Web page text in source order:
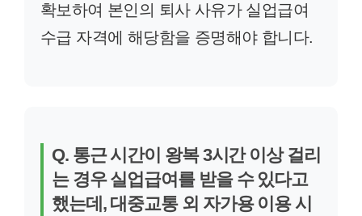
확보하여 본인의 퇴사 사유가 실업급여
수급 자격에 해당함을 증명해야 합니다.
Q. 통근 시간이 왕복 3시간 이상 걸리
는 경우 실업급여를 받을 수 있다고
했는데, 대중교통 외 자가용 이용 시